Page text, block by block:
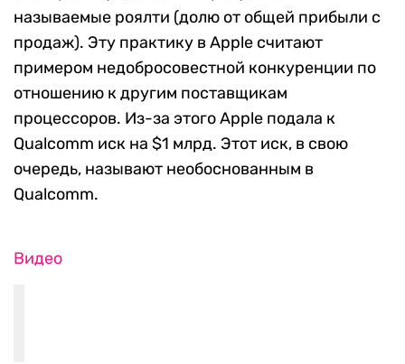
называемые роялти (долю от общей прибыли с
продаж). Эту практику в Apple считают
примером недобросовестной конкуренции по
отношению к другим поставщикам
процессоров. Из-за этого Apple подала к
Qualcomm иск на $1 млрд. Этот иск, в свою
очередь, называют необоснованным в
Qualcomm.
Видео